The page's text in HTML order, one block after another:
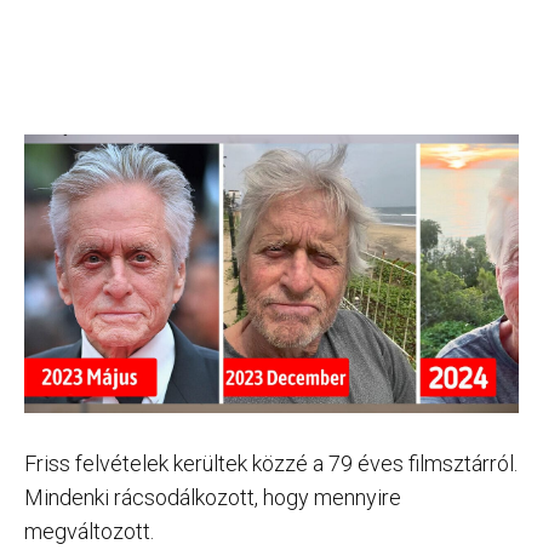
Friss felvételek kerültek közzé a 79 éves filmsztárról.
Mindenki rácsodálkozott, hogy mennyire
megváltozott.